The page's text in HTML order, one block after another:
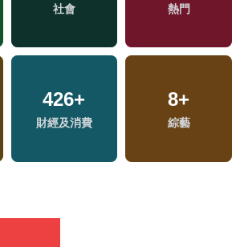
社會 熱門
426+
財經及消費
8+
綜藝
健康及醫療 海峽論壇專區
578+
文教
218
藝文